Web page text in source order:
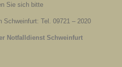
Sie sich bitte
Schweinfurt: Tel. 09721 – 2020
Notfalldienst Schweinfurt